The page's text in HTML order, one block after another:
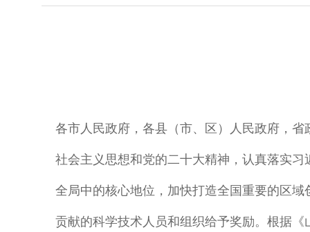
各市人民政府，各县（市、区）人民政府，
社会主义思想和党的二十大精神，认真落实
全局中的核心地位，加快打造全国重要的区
贡献的科学技术人员和组织给予奖励。 根据《